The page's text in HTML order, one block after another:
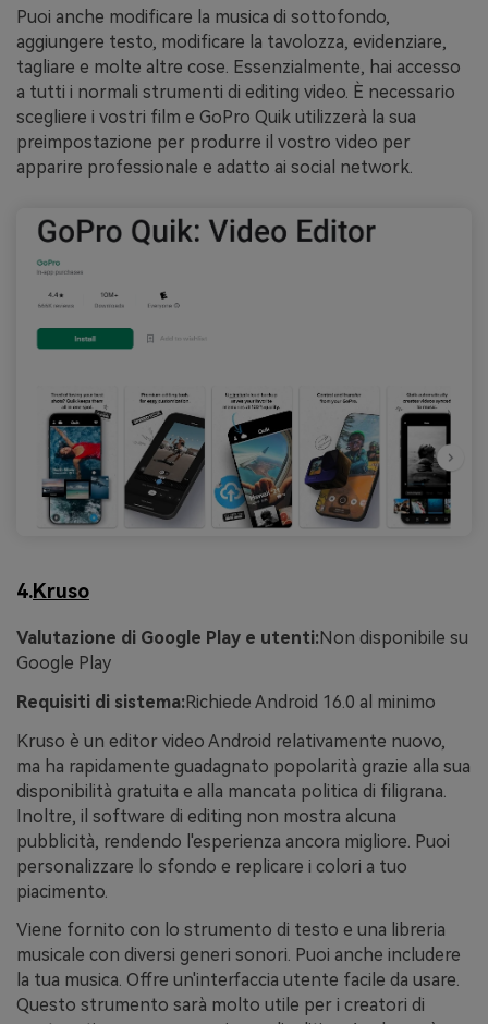
Puoi anche modificare la musica di sottofondo,
aggiungere testo, modificare la tavolozza, evidenziare,
tagliare e molte altre cose. Essenzialmente, hai accesso
a tutti i normali strumenti di editing video. È necessario
scegliere i vostri film e GoPro Quik utilizzerà la sua
preimpostazione per produrre il vostro video per
apparire professionale e adatto ai social network.
4.Kruso
Valutazione di Google Play e utenti:Non disponibile su
Google Play
Requisiti di sistema:Richiede Android 16.0 al minimo
Kruso è un editor video Android relativamente nuovo,
ma ha rapidamente guadagnato popolarità grazie alla sua
disponibilità gratuita e alla mancata politica di filigrana.
Inoltre, il software di editing non mostra alcuna
pubblicità, rendendo l'esperienza ancora migliore. Puoi
personalizzare lo sfondo e replicare i colori a tuo
piacimento.
Viene fornito con lo strumento di testo e una libreria
musicale con diversi generi sonori. Puoi anche includere
la tua musica. Offre un'interfaccia utente facile da usare.
Questo strumento sarà molto utile per i creatori di